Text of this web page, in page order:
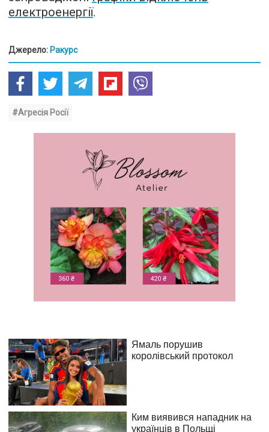
електроенергії.
Джерело: Ракурс
#Агресія Росії